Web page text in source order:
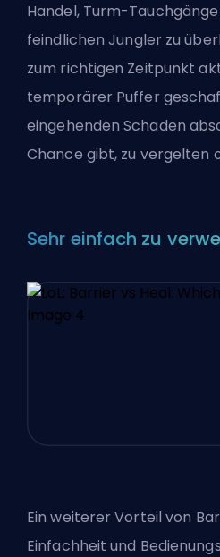
Handel, Turm-
feindlichenJungler zu
zum richtigen Zeitpunkt
temporärer Puffer
eingehenden Schaden
Chance gibt, zu vergelten
Sehr einfach zu
Ein weiterer Vorteil von
Einfachheit und